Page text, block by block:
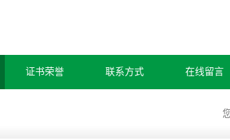
证书荣誉 联系方式 在线留言